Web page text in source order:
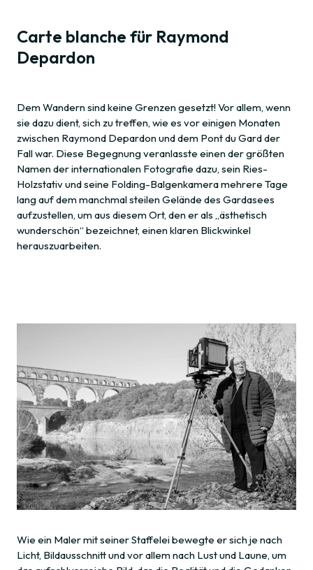
Carte blanche für Raymond
Depardon
Dem Wandern sind keine Grenzen gesetzt! Vor allem, wenn
sie dazu dient, sich zu treffen, wie es vor einigen Monaten
zwischen Raymond Depardon und dem Pont du Gard der
Fall war. Diese Begegnung veranlasste einen der größten
Namen der internationalen Fotografie dazu, sein Ries-
Holzstativ und seine Folding-Balgenkamera mehrere Tage
lang auf dem manchmal steilen Gelände des Gardasees
aufzustellen, um aus diesem Ort, den er als „ästhetisch
wunderschön“ bezeichnet, einen klaren Blickwinkel
herauszuarbeiten.
Wie ein Maler mit seiner Staffelei bewegte er sich je nach
Licht, Bildausschnitt und vor allem nach Lust und Laune, um